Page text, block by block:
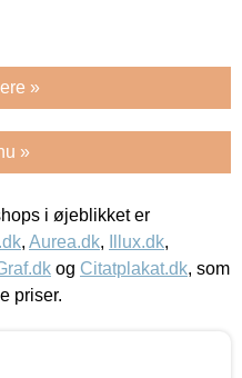
»
»
i øjeblikket er
, Aurea.dk, Illux.dk,
og Citatplakat.dk, som
priser.